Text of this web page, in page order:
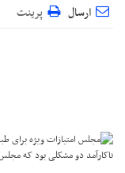
ارسال پرینت